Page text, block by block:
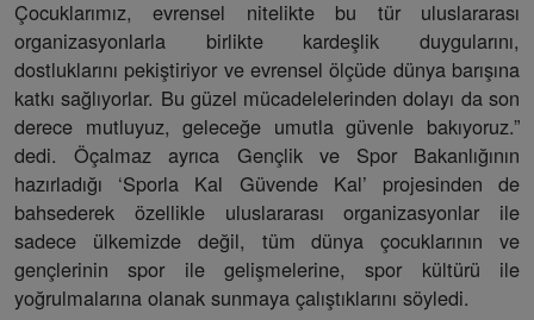
Çocuklarımız, evrensel nitelikte bu tür uluslararası
organizasyonlarla birlikte kardeşlik duygularını,
dostluklarını pekiştiriyor ve evrensel ölçüde dünya barışına
katkı sağlıyorlar. Bu güzel mücadelelerinden dolayı da son
derece mutluyuz, geleceğe umutla güvenle bakıyoruz.”
dedi. Öçalmaz ayrıca Gençlik ve Spor Bakanlığının
hazırladığı ‘Sporla Kal Güvende Kal’ projesinden de
bahsederek özellikle uluslararası organizasyonlar ile
sadece ülkemizde değil, tüm dünya çocuklarının ve
gençlerinin spor ile gelişmelerine, spor kültürü ile
yoğrulmalarına olanak sunmaya çalıştıklarını söyledi.